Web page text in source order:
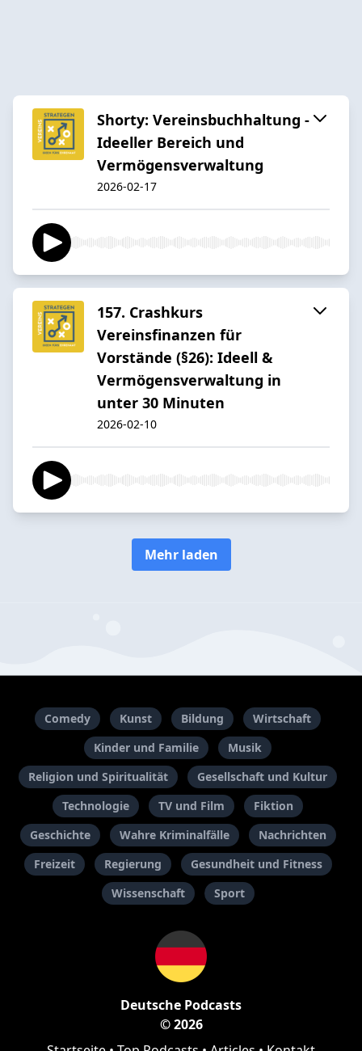
Shorty: Vereinsbuchhaltung -
Ideeller Bereich und
Vermögensverwaltung
2026-02-17
157. Crashkurs
Vereinsfinanzen für
Vorstände (§26): Ideell &
Vermögensverwaltung in
unter 30 Minuten
2026-02-10
Mehr laden
Comedy Kunst Bildung
Wirtschaft
Kinder und Familie
Musik
Religion und Spiritualität
Gesellschaft und Kultur
Technologie
TV und Film
Fiktion
Geschichte
Wahre Kriminalfälle
Nachrichten
Freizeit
Regierung
Gesundheit und Fitness
Wissenschaft
Sport
Deutsche Podcasts
© 2026